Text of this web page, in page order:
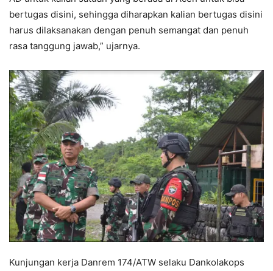
bertugas disini, sehingga diharapkan kalian bertugas disini
harus dilaksanakan dengan penuh semangat dan penuh
rasa tanggung jawab,” ujarnya.
Kunjungan kerja Danrem 174/ATW selaku Dankolakops